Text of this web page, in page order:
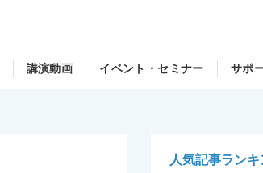
講演動画 イベント・セミナー サポ
人気記事ランキ